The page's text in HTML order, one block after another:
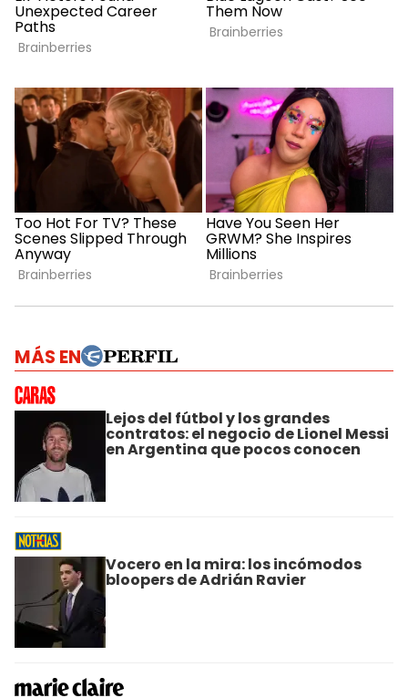
MÁS EN
Lejos del fútbol y los grandes
contratos: el negocio de Lionel Messi
en Argentina que pocos conocen
Vocero en la mira: los incómodos
bloopers de Adrián Ravier